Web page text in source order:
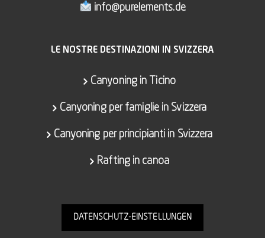
info@purelements.de
LE NOSTRE DESTINAZIONI IN SVIZZERA
Canyoning in Ticino
Canyoning per famiglie in Svizzera
Canyoning per principianti in Svizzera
Rafting in canoa
DATENSCHUTZ-EINSTELLUNGEN